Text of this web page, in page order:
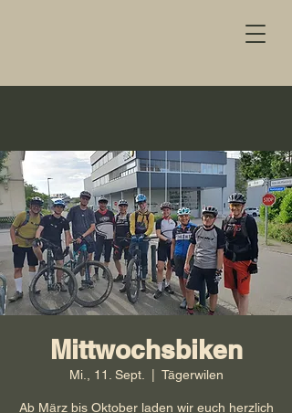
Mittwochsbiken
Mi., 11. Sept. Tägerwilen
Ab März bis Oktober laden wir euch herzlich